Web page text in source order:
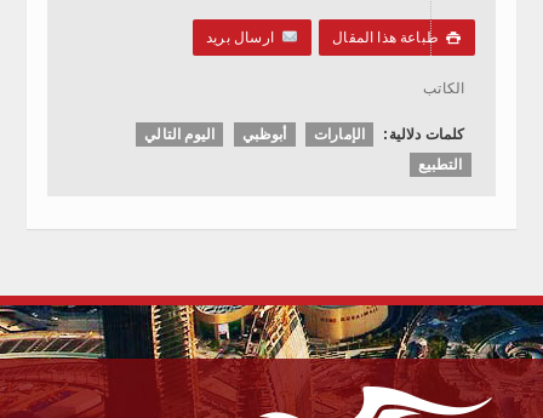
طباعة هذا المقال ارسال بريد
الكاتب
كلمات دلالية: الإمارات أبوظبي
اليوم التالي
التطبيع